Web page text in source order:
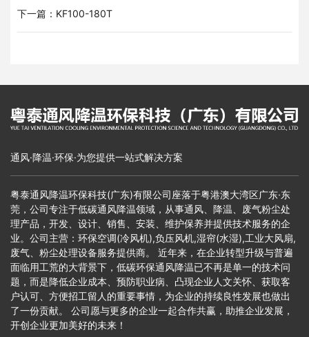
下一篇：KF100-180T
通风·降温·环保·为您提供一站式解决方案
粤泰通风降温环保科技(广东)有限公司座落于粤港澳大湾区广东·东
莞，公司专注于低碳通风降温领域，从事通风、降温、废气粉尘处
理产品，开发、设计、销售、安装、维护保养并提供技术服务的企
业。公司主营：环保空调(冷风机),负压风机,湿帘(水湿),工业大风扇,
废气、粉尘处理设备服务提供商。 近年来，在企业转型升级与普遍
面临用工荒的大背景下，低碳环保通风降温已不再是单一的技术问
题，而是降低企业成本、预防职业病、凸现企业人文关怀、获取客
户认可、方便招工留人的重要事情，为企业的持续良性发展也做出
了一份贡献。 公司愿与更多的企业一起合作共赢，助推企业发展，
开创企业更加美好的未来！